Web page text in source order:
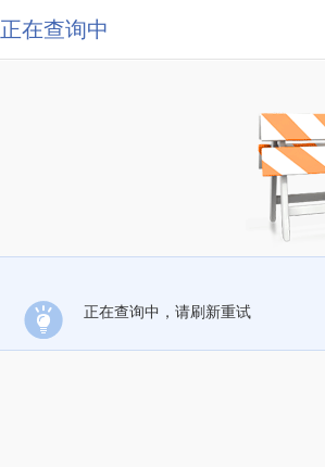
正在查询中
正在查询中，请刷新重试